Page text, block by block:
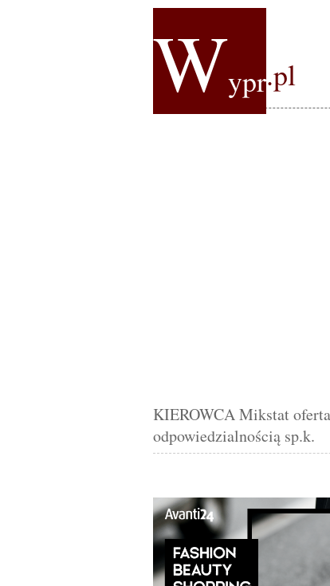
Wypr.pl
KIEROWCA Mikstat
odpowiedzialnością sp.k.